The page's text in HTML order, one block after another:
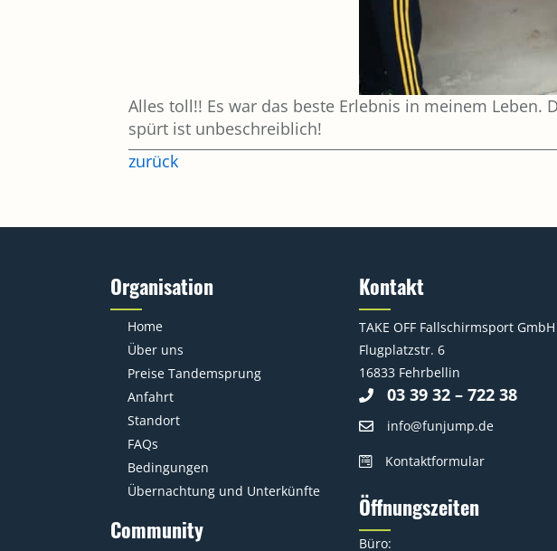
Alles toll!! Es war das beste Erlebnis in meinem Leben.
spürt ist unbeschreiblich!
zurück
Organisation
Home
Über uns
Preise Tandemsprung
Anfahrt
Standort
FAQs
Bedingungen
Übernachtung und Unterkünfte
Community
Kontakt
TAKE OFF Fallschirmsport GmbH
Flugplatzstr. 6
16833 Fehrbellin
03 39 32 – 722 38
info@funjump.de
Kontaktformular
Öffnungszeiten
Büro: